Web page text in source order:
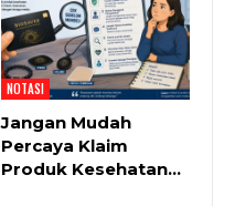
NOTASI
Jangan Mudah
Percaya Klaim
Produk Kesehatan…